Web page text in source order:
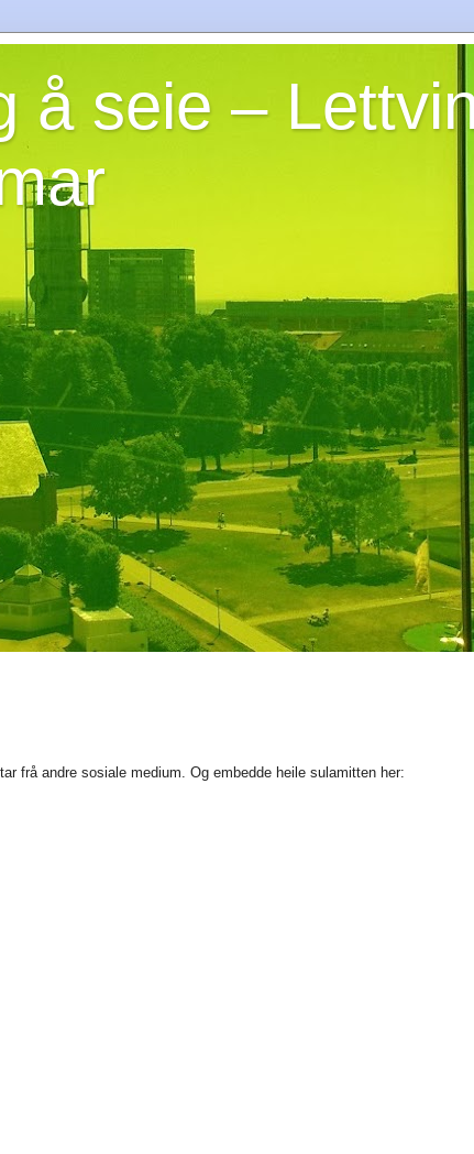
å seie –
frå andre sosiale medium. Og embedde heile sulamitten her: